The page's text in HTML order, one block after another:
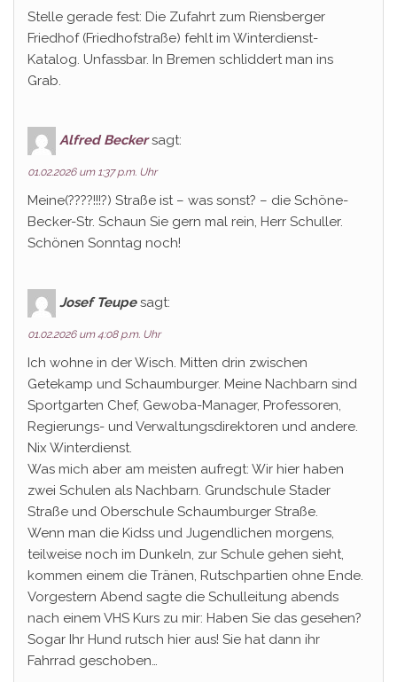
Stelle gerade fest: Die Zufahrt zum Riensberger
Friedhof (Friedhofstraße) fehlt im Winterdienst-
Katalog. Unfassbar. In Bremen schliddert man ins
Grab.
Alfred Becker sagt:
01.02.2026 um 1:37 p.m. Uhr
Meine(????!!!?) Straße ist – was sonst? – die Schöne-
Becker-Str. Schaun Sie gern mal rein, Herr Schuller.
Schönen Sonntag noch!
Josef Teupe sagt:
01.02.2026 um 4:08 p.m. Uhr
Ich wohne in der Wisch. Mitten drin zwischen
Getekamp und Schaumburger. Meine Nachbarn sind
Sportgarten Chef, Gewoba-Manager, Professoren,
Regierungs- und Verwaltungsdirektoren und andere.
Nix Winterdienst.
Was mich aber am meisten aufregt: Wir hier haben
zwei Schulen als Nachbarn. Grundschule Stader
Straße und Oberschule Schaumburger Straße.
Wenn man die Kidss und Jugendlichen morgens,
teilweise noch im Dunkeln, zur Schule gehen sieht,
kommen einem die Tränen, Rutschpartien ohne Ende.
Vorgestern Abend sagte die Schulleitung abends
nach einem VHS Kurs zu mir: Haben Sie das gesehen?
Sogar Ihr Hund rutsch hier aus! Sie hat dann ihr
Fahrrad geschoben…